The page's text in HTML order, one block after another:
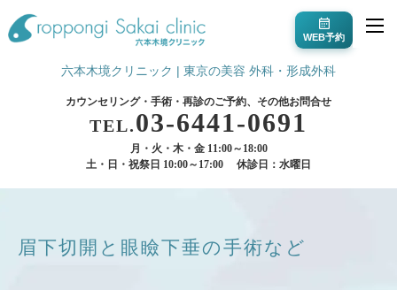
WEB予約
六本木境クリニック | 東京の美容 外科・形成外科
カウンセリング・手術・再診のご予約、その他お問合せ
TEL.03-6441-0691
月・火・木・金 11:00～18:00
土・日・祝祭日 10:00～17:00
休診日：水曜日
眉下切開と眼瞼下垂の手術など